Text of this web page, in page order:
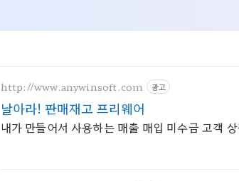
http://www.anywinsoft.com 광고
날아라! 판매재고 프리웨어
내가 만들어서 사용하는 매출 매입 미수금 고객